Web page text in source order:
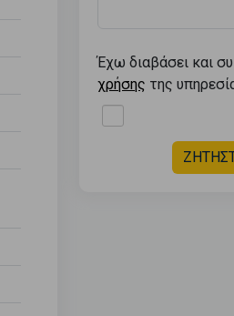
Έχω διαβάσει και
χρήσης της